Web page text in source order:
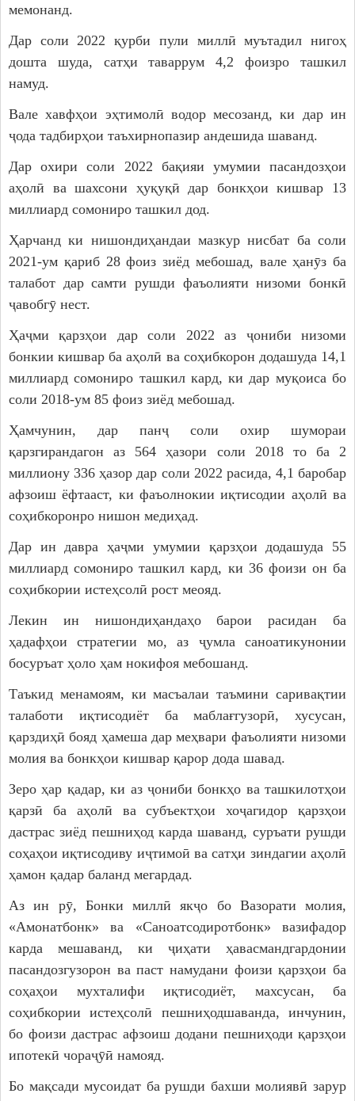
мемонанд.
Дар соли 2022 қурби пули миллӣ муътадил нигоҳ
дошта шуда, сатҳи таваррум 4,2 фоизро ташкил
намуд.
Вале хавфҳои эҳтимолӣ водор месозанд, ки дар ин
ҷода тадбирҳои таъхирнопазир андешида шаванд.
Дар охири соли 2022 бақияи умумии пасандозҳои
аҳолӣ ва шахсони ҳуқуқӣ дар бонкҳои кишвар 13
миллиард сомониро ташкил дод.
Ҳарчанд ки нишондиҳандаи мазкур нисбат ба соли
2021-ум қариб 28 фоиз зиёд мебошад, вале ҳанӯз ба
талабот дар самти рушди фаъолияти низоми бонкӣ
ҷавобгӯ нест.
Ҳаҷми қарзҳои дар соли 2022 аз ҷониби низоми
бонкии кишвар ба аҳолӣ ва соҳибкорон додашуда 14,1
миллиард сомониро ташкил кард, ки дар муқоиса бо
соли 2018-ум 85 фоиз зиёд мебошад.
Ҳамчунин, дар панҷ соли охир шумораи
қарзгирандагон аз 564 ҳазори соли 2018 то ба 2
миллиону 336 ҳазор дар соли 2022 расида, 4,1 баробар
афзоиш ёфтааст, ки фаъолнокии иқтисодии аҳолӣ ва
соҳибкоронро нишон медиҳад.
Дар ин давра ҳаҷми умумии қарзҳои додашуда 55
миллиард сомониро ташкил кард, ки 36 фоизи он ба
соҳибкории истеҳсолӣ рост меояд.
Лекин ин нишондиҳандаҳо барои расидан ба
ҳадафҳои стратегии мо, аз ҷумла саноатикунонии
босуръат ҳоло ҳам нокифоя мебошанд.
Таъкид менамоям, ки масъалаи таъмини саривақтии
талаботи иқтисодиёт ба маблағгузорӣ, хусусан,
қарздиҳӣ бояд ҳамеша дар меҳвари фаъолияти низоми
молия ва бонкҳои кишвар қарор дода шавад.
Зеро ҳар қадар, ки аз ҷониби бонкҳо ва ташкилотҳои
қарзӣ ба аҳолӣ ва субъектҳои хоҷагидор қарзҳои
дастрас зиёд пешниҳод карда шаванд, суръати рушди
соҳаҳои иқтисодиву иҷтимоӣ ва сатҳи зиндагии аҳолӣ
ҳамон қадар баланд мегардад.
Аз ин рӯ, Бонки миллӣ якҷо бо Вазорати молия,
«Амонатбонк» ва «Саноатсодиротбонк» вазифадор
карда мешаванд, ки ҷиҳати ҳавасмандгардонии
пасандозгузорон ва паст намудани фоизи қарзҳои ба
соҳаҳои мухталифи иқтисодиёт, махсусан, ба
соҳибкории истеҳсолӣ пешниҳодшаванда, инчунин,
бо фоизи дастрас афзоиш додани пешниҳоди қарзҳои
ипотекӣ чораҷӯӣ намояд.
Бо мақсади мусоидат ба рушди бахши молиявӣ зарур